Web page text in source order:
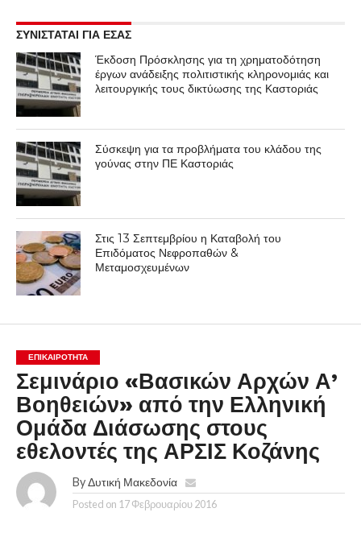
ΣΥΝΙΣΤΑΤΑΙ ΓΙΑ ΕΣΑΣ
Έκδοση Πρόσκλησης για τη χρηματοδότηση
έργων ανάδειξης πολιτιστικής κληρονομιάς και
λειτουργικής τους δικτύωσης της Καστοριάς
Σύσκεψη για τα προβλήματα του κλάδου της
γούνας στην ΠΕ Καστοριάς
Στις 13 Σεπτεμβρίου η Καταβολή του
Επιδόματος Νεφροπαθών &
Μεταμοσχευμένων
ΕΠΙΚΑΙΡΟΤΗΤΑ
Σεμινάριο «Βασικών Αρχών Α’
Βοηθειών» από την Ελληνική
Ομάδα Διάσωσης στους
εθελοντές της ΑΡΣΙΣ Κοζάνης
By Δυτική Μακεδονία
Posted on 17 Φεβρουαρίου 2016